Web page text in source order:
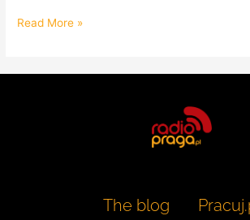
Read More »
The blog